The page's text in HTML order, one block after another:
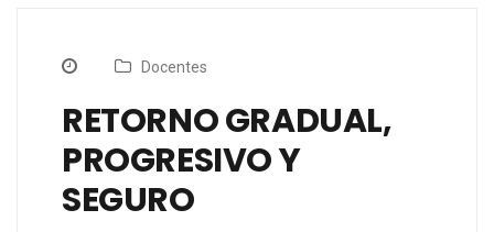
Docentes
RETORNO GRADUAL,
PROGRESIVO Y
SEGURO